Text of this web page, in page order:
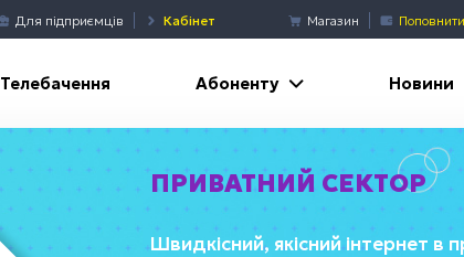
Для підприємців Кабінет Магазин Поповнити
Телебачення Абоненту Новини
ПРИВАТНИЙ СЕКТОР
Швидкісний, якісний інтернет в